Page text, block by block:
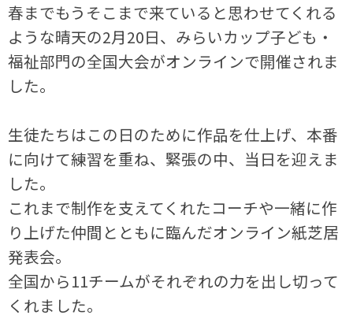
春までもうそこまで来ていると思わせてくれる
ような晴天の2月20日、みらいカップ子ども・
福祉部門の全国大会がオンラインで開催されま
した。
生徒たちはこの日のために作品を仕上げ、本番
に向けて練習を重ね、緊張の中、当日を迎えま
した。
これまで制作を支えてくれたコーチや一緒に作
り上げた仲間とともに臨んだオンライン紙芝居
発表会。
全国から11チームがそれぞれの力を出し切って
くれました。